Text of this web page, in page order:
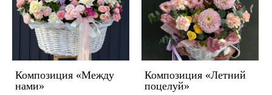
Композиция «Между
нами»
Композиция «Летний
поцелуй»